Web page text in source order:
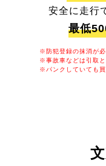
安全に走行
最低
※防犯登録の抹消が必
※事故車などは引取と
※パンクしていても買